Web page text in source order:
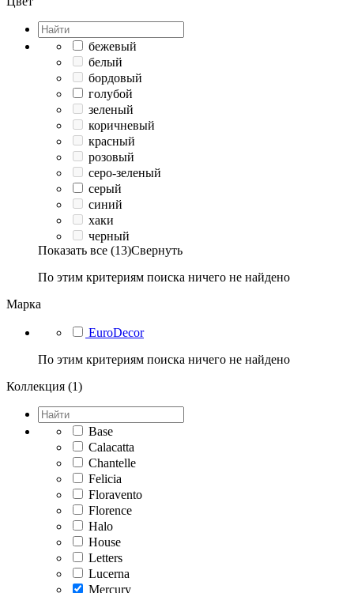
бежевый
белый
бордовый
голубой
зеленый
коричневый
красный
розовый
серо-зеленый
серый
синий
хаки
черный
Показать все (13)Свернуть
По этим критериям поиска ничего не найдено
Марка
EuroDecor
По этим критериям поиска ничего не найдено
Коллекция (1)
Base
Calacatta
Chantelle
Felicia
Floravento
Florence
Halo
House
Letters
Lucerna
Mercury